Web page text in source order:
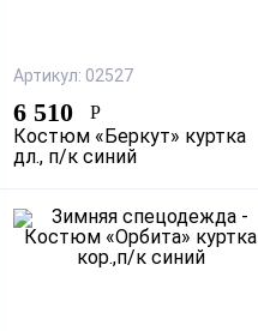
Артикул: 02527
6 510 Р
Костюм «Беркут» куртка
дл., п/к синий